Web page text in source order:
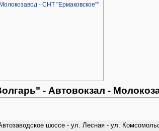
- СНТ "Ермаковское""
- Автовокзал -
шоссе - ул. Лесная - ул.